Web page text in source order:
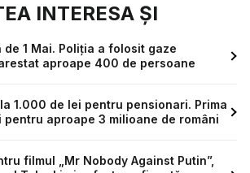
INTERESA ȘI
1 Mai. Poliția a folosit gaze
aproape 400 de persoane
1.000 de lei pentru pensionari. Prima
pentru aproape 3 milioane de români
filmul „Mr Nobody Against Putin”,